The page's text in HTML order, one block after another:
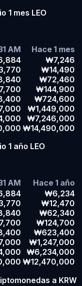
1 mes LEO
AM Hace 1 mes
₩7,246
₩14,490
₩72,460
₩144,900
₩724,600
₩1,449,000
₩7,246,000
₩14,490,000
1 año LEO
AM Hace 1 año
₩6,234
₩12,470
₩62,340
₩124,700
₩623,400
₩1,247,000
₩6,234,000
₩12,470,000
a KRW